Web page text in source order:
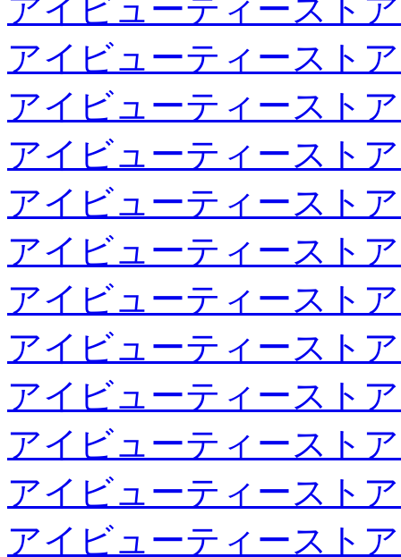
アイビューティースト
アイビューティースト
アイビューティースト
アイビューティースト
アイビューティースト
アイビューティースト
アイビューティースト
アイビューティースト
アイビューティースト
アイビューティースト
アイビューティースト
アイビューティースト